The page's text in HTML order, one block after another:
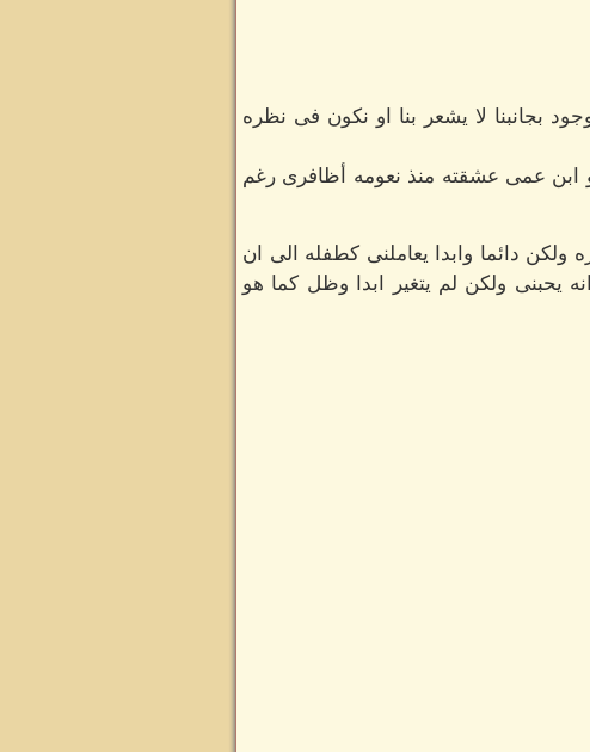
بجانبنا لا يشعر بنا او نكون فى نظره
ابن عمى عشقته منذ نعومه أظافرى رغم
دائما وابدا يعاملنى كطفله الى ان
ولكن لم يتغير ابدا وظل كما هو